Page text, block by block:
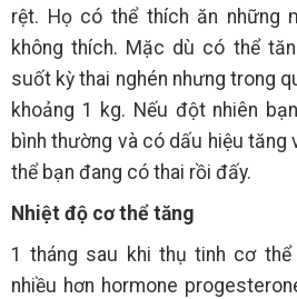
rệt. Họ có thể thích ăn những
không thích. Mặc dù có thể
suốt kỳ thai nghén nhưng trong
khoảng 1 kg. Nếu đột nhiên
bình thường và có dấu hiệu tăng
thể bạn đang có thai rồi đấy.
Nhiệt độ cơ thể tăng
1 tháng sau khi thụ tinh cơ
nhiều hơn hormone